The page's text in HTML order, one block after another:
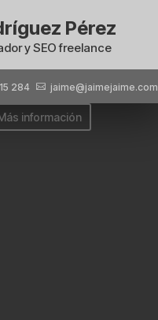
Pérez
y SEO freelance
284 jaime@jaimejaime.com
información